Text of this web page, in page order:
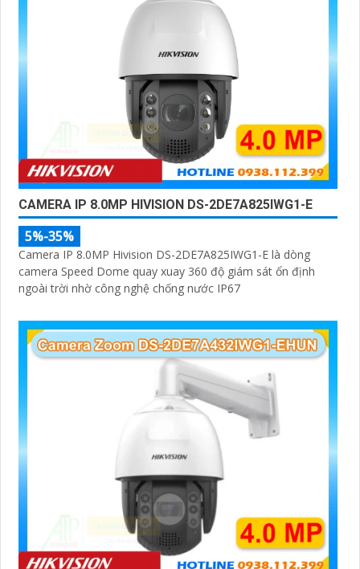
CAMERA IP 8.0MP HIVISION DS-2DE7A825IWG1-E
5%-35%
Camera IP 8.0MP Hivision DS-2DE7A825IWG1-E là dòng
camera Speed Dome quay xuay 360 độ giám sát ổn định
ngoài trời nhờ công nghệ chống nước IP67